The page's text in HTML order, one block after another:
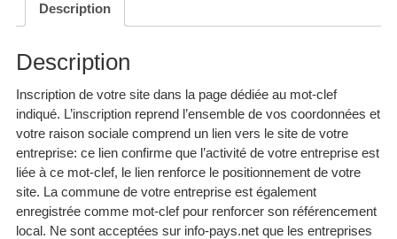
Description
Description
Inscription de votre site dans la page dédiée au mot-clef
indiqué. L’inscription reprend l’ensemble de vos coordonnées et
votre raison sociale comprend un lien vers le site de votre
entreprise: ce lien confirme que l’activité de votre entreprise est
liée à ce mot-clef, le lien renforce le positionnement de votre
site. La commune de votre entreprise est également
enregistrée comme mot-clef pour renforcer son référencement
local. Ne sont acceptées sur info-pays.net que les entreprises